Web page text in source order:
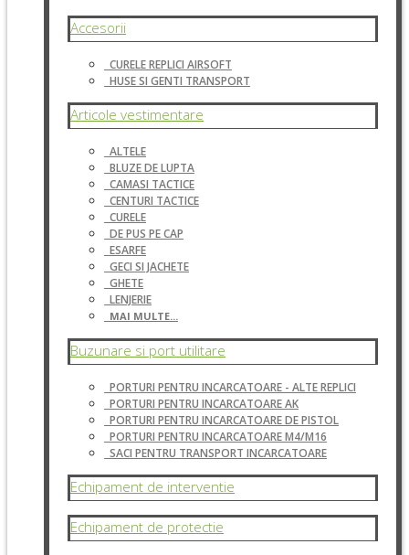
Accesorii
CURELE REPLICI AIRSOFT
HUSE SI GENTI TRANSPORT
Articole vestimentare
ALTELE
BLUZE DE LUPTA
CAMASI TACTICE
CENTURI TACTICE
CURELE
DE PUS PE CAP
ESARFE
GECI SI JACHETE
GHETE
LENJERIE
MAI MULTE...
Buzunare si port utilitare
PORTURI PENTRU INCARCATOARE - ALTE REPLICI
PORTURI PENTRU INCARCATOARE AK
PORTURI PENTRU INCARCATOARE DE PISTOL
PORTURI PENTRU INCARCATOARE M4/M16
SACI PENTRU TRANSPORT INCARCATOARE
Echipament de interventie
Echipament de protectie